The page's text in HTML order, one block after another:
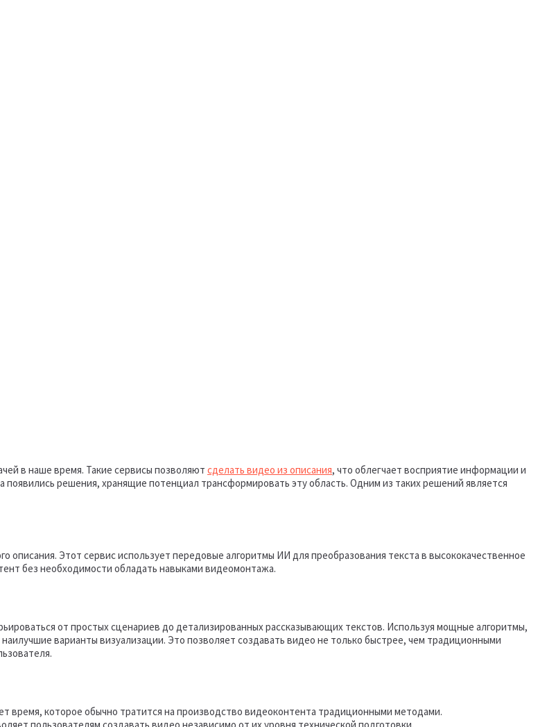
в наше время. Такие сервисы позволяют сделать видео из описания, что облегчает восприятие информации и
решения, хранящие потенциал трансформировать эту область. Одним из таких решений является
описания. Этот сервис использует передовые алгоритмы ИИ для преобразования текста в высококачественное
без необходимости обладать навыками видеомонтажа.
от простых сценариев до детализированных рассказывающих текстов. Используя мощные алгоритмы,
варианты визуализации. Это позволяет создавать видео не только быстрее, чем традиционными
время, которое обычно тратится на производство видеоконтента традиционными методами.